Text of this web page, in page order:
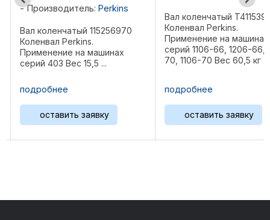
Коленвал Perkins.
Применение на машинах
серий 1106-66, 1206-66, 1206-
70, 1106-70 Вес 60,5 кг
Референции: T407271, ...
подробнее
оставить заявку
Вал коленчатый
Коленвал Perkins.
Применение на
серий 1206E-E66TA
1106D-E66TA (PJ),
Референции:
ZZ90242, 276-7387
4075, ...
подробнее
оставить заявку